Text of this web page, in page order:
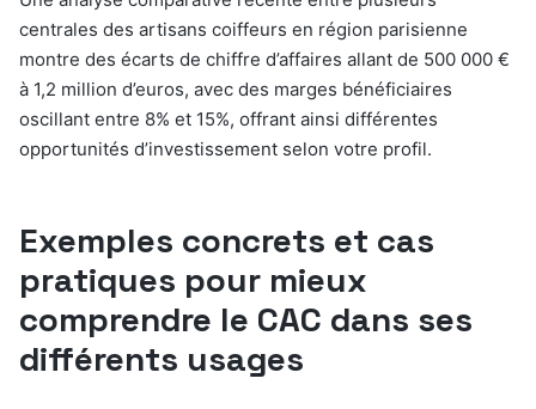
centrales des artisans coiffeurs en région parisienne
montre des écarts de chiffre d’affaires allant de 500 000 €
à 1,2 million d’euros, avec des marges bénéficiaires
oscillant entre 8% et 15%, offrant ainsi différentes
opportunités d’investissement selon votre profil.
Exemples concrets et cas
pratiques pour mieux
comprendre le CAC dans ses
différents usages